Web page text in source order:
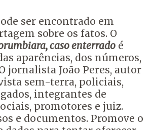
ser encontrado em
sobre os fatos. O
caso enterrado é
aparências, dos números,
jornalista João Peres, autor
sem-terra, policiais,
integrantes de
promotores e juiz.
e documentos. Promove o